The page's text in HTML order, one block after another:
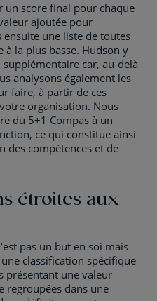
un score final pour chaque
ajoutée pour
ensuite une liste de toutes
à la plus basse. Hudson y
car, au-delà
analysons également les
faire, à partir de ces
organisation. Nous
du 5+1 Compas à un
ce qui constitue ainsi
des compétences et de
étroites aux
pas un but en soi mais
classification spécifique
présentant une valeur
regroupées dans une